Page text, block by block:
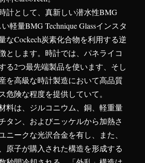
計として、真新しい潜水性BMG
軽量BMG Technique Glassインスタ
なCockech炭素化合物を利用する逆
とします。時計では、パネライコ
る2つ最先端製品を使います、そし
を高級な時計製造において高品質
危険な程度を提供していて。
料は、ジルコニウム、銅、軽重量
タン、およびニッケルから加熱さ
ニークな光沢合金を有し、また、
原子が購入された構造を形成する